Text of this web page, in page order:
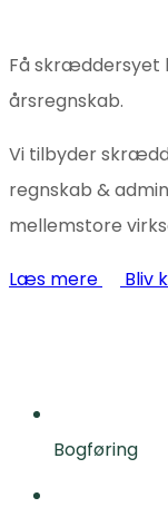
Få skræddersyet
årsregnskab.
Vi tilbyder
regnskab &
mellemstore
Læs mere Bliv
Bogføring